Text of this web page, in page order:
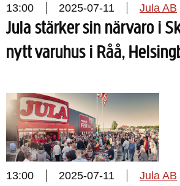
13:00 2025-07-11 Jula AB
Jula stärker sin närvaro i
nytt varuhus i Råå,
13:00 2025-07-11 Jula AB